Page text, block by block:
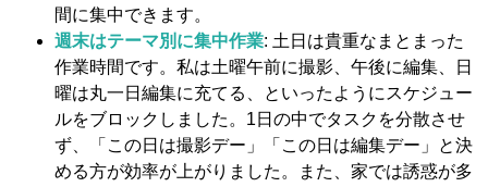
間に集中できます。
週末はテーマ別に集中作業: 土日は貴重なまとまった
作業時間です。私は土曜午前に撮影、午後に編集、日
曜は丸一日編集に充てる、といったようにスケジュー
ルをブロックしました。1日の中でタスクを分散させ
ず、「この日は撮影デー」「この日は編集デー」と決
める方が効率が上がりました。また、家では誘惑が多